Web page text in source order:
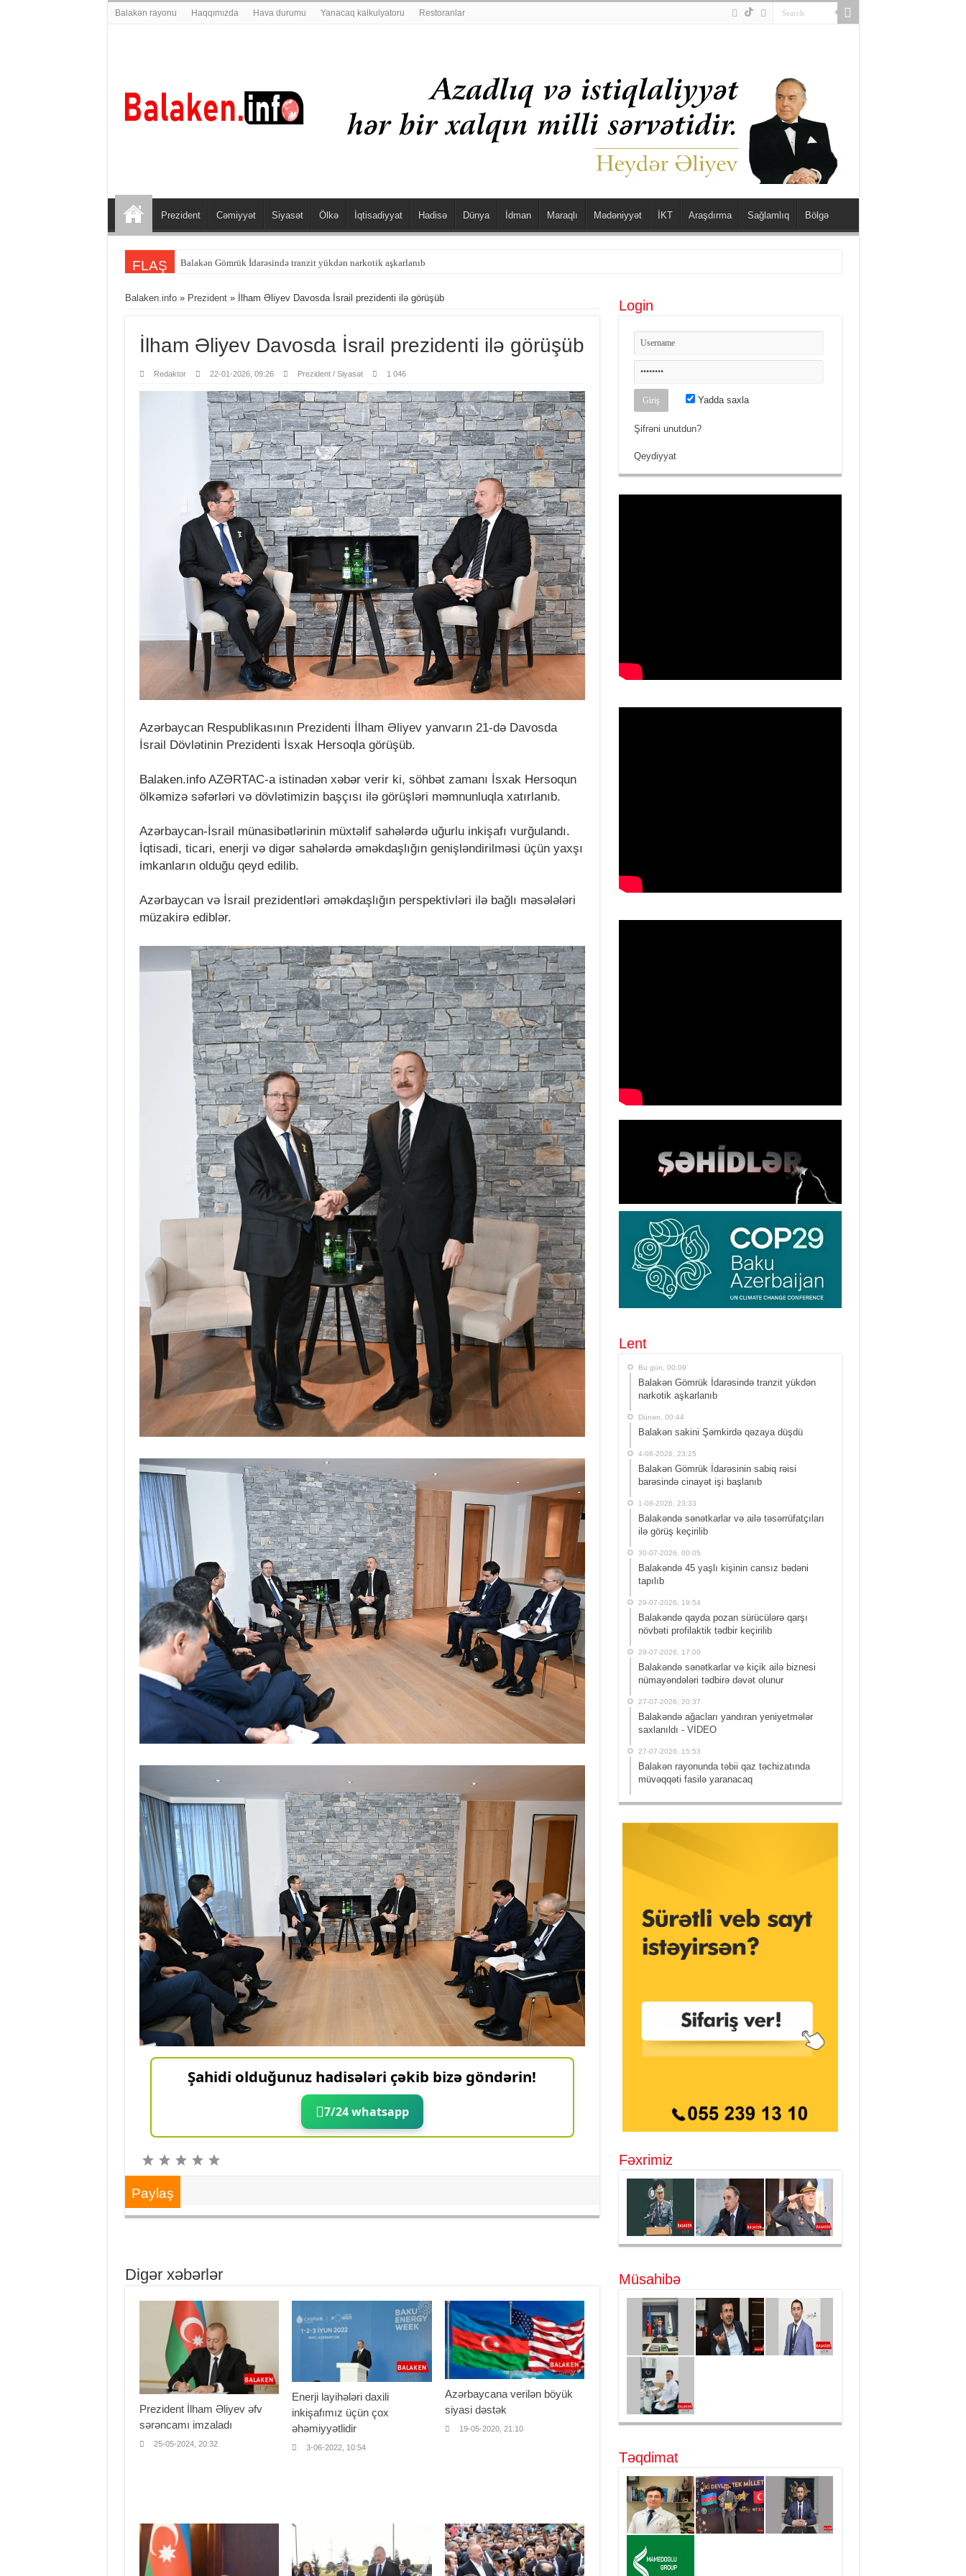
Balakən rayonu Haqqımızda Hava durumu Yanacaq kalkulyatoru Restoranlar
Prezident Cəmiyyət Siyasət Ölkə İqtisadiyyat Hadisə Dünya İdman Maraqlı Mədəniyyət İKT Araşdırma Sağlamlıq Bölgə
FLAŞ Balakən sakini Şəmkirdə qəzaya düşdü
Balaken.info» Prezident » İlham Əliyev Davosda İsrail prezidenti ilə görüşüb
İlham Əliyev Davosda İsrail prezidenti ilə görüşüb
Redaktor 22-01-2026, 09:26 Prezident / Siyasət 1 046
Azərbaycan Respublikasının Prezidenti İlham Əliyev yanvarın 21-də Davosda
İsrail Dövlətinin Prezidenti İsxak Hersoqla görüşüb.
Balaken.info AZƏRTAC-a istinadən xəbər verir ki, söhbət zamanı İsxak Hersoqun
ölkəmizə səfərləri və dövlətimizin başçısı ilə görüşləri məmnunluqla xatırlanıb.
Azərbaycan-İsrail münasibətlərinin müxtəlif sahələrdə uğurlu inkişafı vurğulandı.
İqtisadi, ticari, enerji və digər sahələrdə əməkdaşlığın genişləndirilməsi üçün yaxşı
imkanların olduğu qeyd edilib.
Azərbaycan və İsrail prezidentləri əməkdaşlığın perspektivləri ilə bağlı məsələləri
müzakirə ediblər.
Şahidi olduğunuz hadisələri çəkib bizə göndərin!
7/24 whatsapp
Paylaş
Digər xəbərlər
Prezident İlham Əliyev əfv
sərəncamı imzaladı
25-05-2024, 20:32
Enerji layihələri daxili
inkişafımız üçün çox
əhəmiyyətlidir
3-06-2022, 10:54
Azərbaycana verilən böyük
siyasi dəstək
19-05-2020, 21:10
Login
Yadda saxla
Şifrəni unutdun?
Qeydiyyat
Lent
Bu gün, 00:09
Balakən Gömrük İdarəsində tranzit yükdən
narkotik aşkarlanıb
Dünən, 00:44
Balakən sakini Şəmkirdə qəzaya düşdü
4-08-2026, 23:25
Balakən Gömrük İdarəsinin sabiq rəisi
barəsində cinayət işi başlanıb
1-08-2026, 23:33
Balakəndə sənətkarlar və ailə təsərrüfatçıları
ilə görüş keçirilib
30-07-2026, 00:05
Balakəndə 45 yaşlı kişinin cansız bədəni
tapılıb
29-07-2026, 19:54
Balakəndə qayda pozan sürücülərə qarşı
növbəti profilaktik tədbir keçirilib
29-07-2026, 17:00
Balakəndə sənətkarlar və kiçik ailə biznesi
nümayəndələri tədbirə dəvət olunur
27-07-2026, 20:37
Balakəndə ağacları yandıran yeniyetmələr
saxlanıldı - VİDEO
27-07-2026, 15:53
Balakən rayonunda təbii qaz təchizatında
müvəqqəti fasilə yaranacaq
Fəxrimiz
Müsahibə
Təqdimat